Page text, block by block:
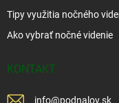
Tipy využitia nočného
Ako vybrať nočné videnie
KONTAKT
info@podnalov.sk